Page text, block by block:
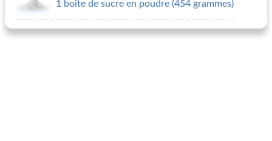
1 boîte de sucre en poudre (454 grammes)